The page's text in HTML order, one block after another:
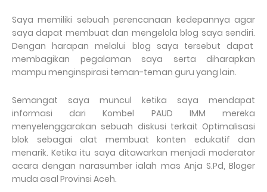
Saya memiliki sebuah perencanaan kedepannya agar
saya dapat membuat dan mengelola blog saya sendiri.
Dengan harapan melalui blog saya tersebut dapat
membagikan pegalaman saya serta diharapkan
mampu menginspirasi teman-teman guru yang lain.
Semangat saya muncul ketika saya mendapat
informasi dari Kombel PAUD IMM mereka
menyelenggarakan sebuah diskusi terkait Optimalisasi
blok sebagai alat membuat konten edukatif dan
menarik. Ketika itu saya ditawarkan menjadi moderator
acara dengan narasumber ialah mas Anja S.Pd, Bloger
muda asal Provinsi Aceh.